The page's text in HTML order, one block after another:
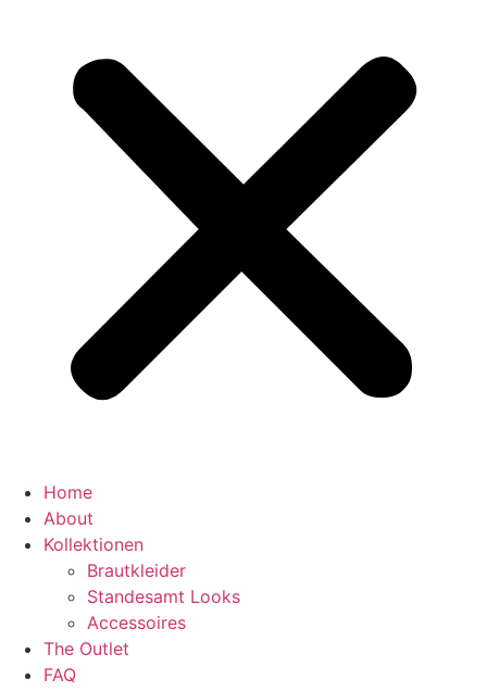
Home
About
Kollektionen
Brautkleider
Standesamt Looks
Accessoires
The Outlet
FAQ